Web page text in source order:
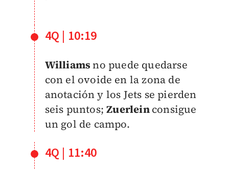
4Q | 10:19
Williamsno puede quedarse
con el ovoide en la zona de
anotación y los Jets se pierden
seis puntos;Zuerleinconsigue
un gol de campo.
4Q | 11:40